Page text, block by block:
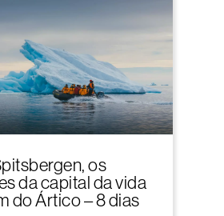
os
da capital da vida
do Ártico – 8 dias